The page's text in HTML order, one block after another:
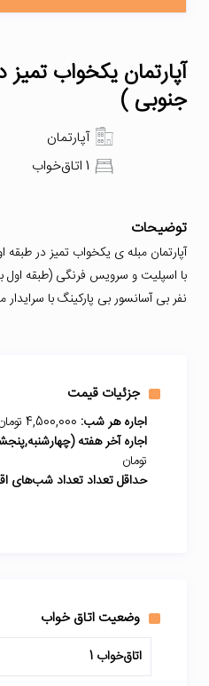
آپارتمان یکخواب تمیز
جنوبی )
آپارتمان
1 اتاق‌خواب
توضیحات
آپارتمان مبله ی یکخواب تمیز در
با اسپلیت و سرویس فرنگی (طبقه
نفر بی آسانسور بی پارکینگ با سرایدار
جزئیات قیمت
اجاره هر شب:
اجاره آخر هفته
تومان
حداقل تعداد تعداد شب‌های
وضعیت اتاق خواب
اتاق‌خواب 1